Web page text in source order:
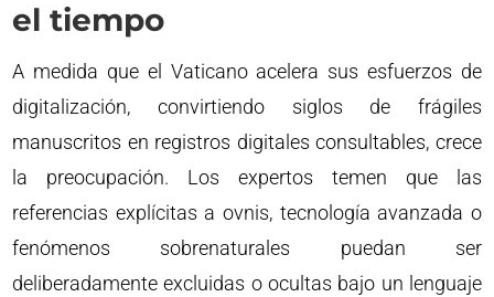
el tiempo
A medida que el Vaticano acelera sus esfuerzos de
digitalización, convirtiendo siglos de frágiles
manuscritos en registros digitales consultables, crece
la preocupación. Los expertos temen que las
referencias explícitas a ovnis, tecnología avanzada o
fenómenos sobrenaturales puedan ser
deliberadamente excluidas o ocultas bajo un lenguaje